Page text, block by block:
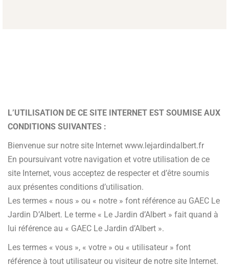
L’UTILISATION DE CE SITE INTERNET EST SOUMISE AUX
CONDITIONS SUIVANTES :
Bienvenue sur notre site Internet www.lejardindalbert.fr
En poursuivant votre navigation et votre utilisation de ce
site Internet, vous acceptez de respecter et d’être soumis
aux présentes conditions d’utilisation.
Les termes « nous » ou « notre » font référence au GAEC Le
Jardin D’Albert. Le terme « Le Jardin d’Albert » fait quand à
lui référence au « GAEC Le Jardin d’Albert ».
Les termes « vous », « votre » ou « utilisateur » font
référence à tout utilisateur ou visiteur de notre site Internet.